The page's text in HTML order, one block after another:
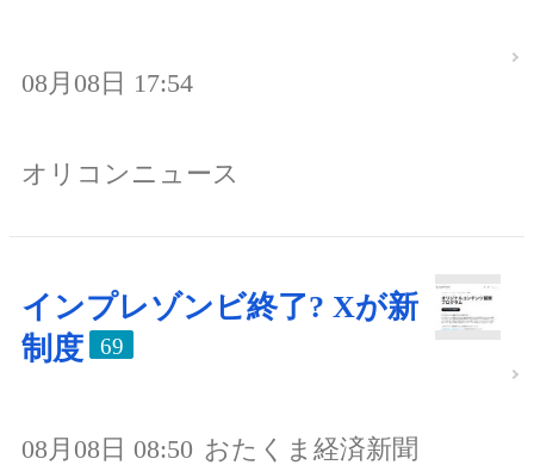
08月08日 17:54
オリコンニュース
インプレゾンビ終了? Xが新
制度
69
08月08日 08:50 おたくま経済新聞